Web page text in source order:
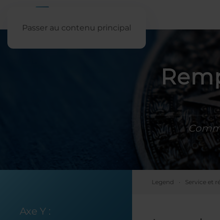
Passer au contenu principal
Axe Y :
Legend Service et